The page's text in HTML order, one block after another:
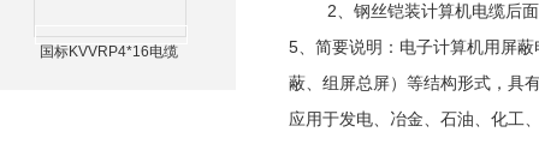
国标KVVRP4*16电缆
2、钢丝铠装计算机电缆后面
5、简要说明：电子计算机用屏
蔽、组屏总屏）等结构形式，具
应用于发电、冶金、石油、化工